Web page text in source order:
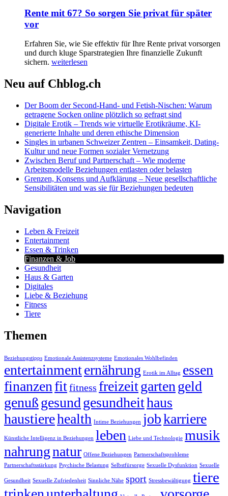
Rente mit 67? So sorgen Sie privat für später
vor
Erfahren Sie, wie Sie effektiv für Ihre Rente privat vorsorgen
und durch kluge Sparstrategien Ihre finanzielle Zukunft
sichern. weiterlesen
Neu auf Chblog.ch
Der Boom der Second-Hand- und Fetish-Nischen: Warum
getragene Socken online plötzlich so gefragt sind
Digitale Erotik – Trends wie virtuelle Erotikräume, KI-
generierte Inhalte und deren ethische Dimension
Singles in urbanen Schweizer Zentren – Einsamkeit, Dating-
Kultur und neue Formen sozialer Vernetzung
Zwischen Beruf und Partnerschaft – Wie moderne
Arbeitsmodelle Beziehungen entlasten oder belasten
Grenzen, Konsens und Aufklärung – Neue gesellschaftliche
Sensibilitäten und was sie für Beziehungen bedeuten
Navigation
Leben & Freizeit
Entertainment
Essen & Trinken
Finanzen & Job
Gesundheit
Haus & Garten
Digitales
Liebe & Beziehung
Fitness
Tiere
Themen
Beziehungstipps Emotionale Assistenzsysteme Emotionales Wohlbefinden
entertainmenternährung Erotik im Alltag essen
finanzen fitfitness freizeitgarten geld
genußgesund gesundheithaus
haustierehealth Intime Beziehungen jobkarriere
Künstliche Intelligenz in Beziehungen leben Liebe und Technologie musik
nahrungnatur Offene Beziehungen Partnerschaftsprobleme
Partnerschaftsstärkung Psychische Belastung Selbstfürsorge Sexuelle Dysfunktion Sexuelle
Gesundheit Sexuelle Zufriedenheit Sinnliche Nähe sport Stressbewältigung tiere